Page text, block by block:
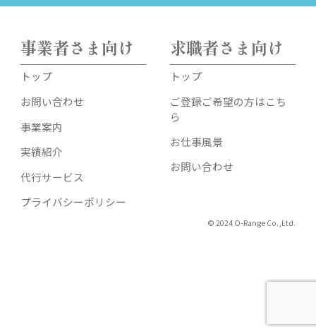
事業者さま向け
トップ
お問い合わせ
事業案内
実績紹介
代行サービス
プライバシーポリシー
求職者さま向け
トップ
ご登録ご希望の方はこち
ら
お仕事風景
お問い合わせ
© 2024 O-Range Co.,Ltd.